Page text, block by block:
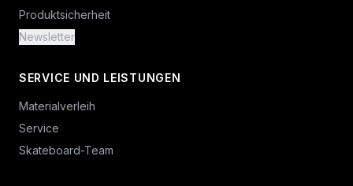
Produktsicherheit
Newsletter
SERVICE UND LEISTUNGEN
Materialverleih
Service
Skateboard-Team